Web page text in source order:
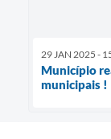
29 JAN 2025 -
Município
municipais !